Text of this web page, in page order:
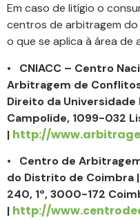
Em caso de litígio o
centros de arbitragem
o que se aplica à área de
• CNIACC – Centro
Arbitragem de
Direito da Universidade
Campolide, 1099-032
| http://
• Centro de
do Distrito de Coimbra |
240, 1º, 3000-172
| http://